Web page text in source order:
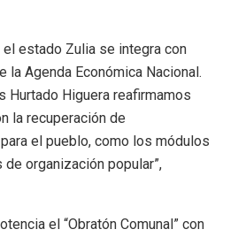
estado Zulia se integra con
la Agenda Económica Nacional.
Hurtado Higuera reafirmamos
la recuperación de
el pueblo, como los módulos
organización popular”,
el “Obratón Comunal” con